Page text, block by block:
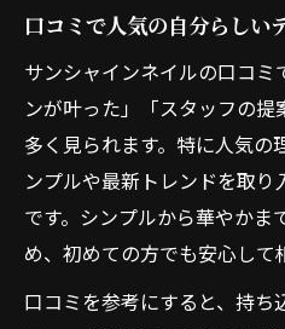
口コミで人気の自分らしい
サンシャインネイルの口コ
ンが叶った」「スタッフの
多く見られます。特に人気
ンプルや最新トレンドを取
です。シンプルから華やかま
め、初めての方でも安心して
口コミを参考にすると、持ち